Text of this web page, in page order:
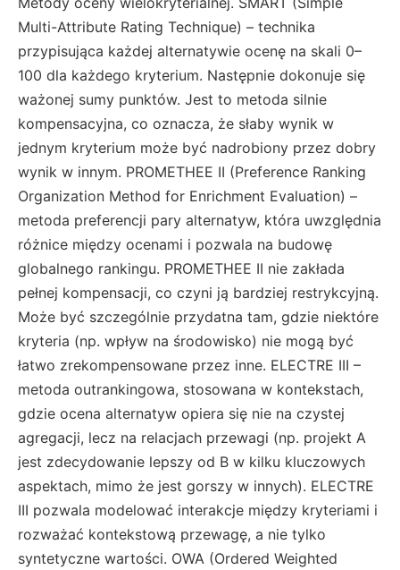
Multi-Attribute Rating Technique) – technika
przypisująca każdej alternatywie ocenę na skali 0–
100 dla każdego kryterium. Następnie dokonuje się
ważonej sumy punktów. Jest to metoda silnie
kompensacyjna, co oznacza, że słaby wynik w
jednym kryterium może być nadrobiony przez dobry
wynik w innym. PROMETHEE II (Preference Ranking
Organization Method for Enrichment Evaluation) –
metoda preferencji pary alternatyw, która uwzględnia
różnice między ocenami i pozwala na budowę
globalnego rankingu. PROMETHEE II nie zakłada
pełnej kompensacji, co czyni ją bardziej restrykcyjną.
Może być szczególnie przydatna tam, gdzie niektóre
kryteria (np. wpływ na środowisko) nie mogą być
łatwo zrekompensowane przez inne. ELECTRE III –
metoda outrankingowa, stosowana w kontekstach,
gdzie ocena alternatyw opiera się nie na czystej
agregacji, lecz na relacjach przewagi (np. projekt A
jest zdecydowanie lepszy od B w kilku kluczowych
aspektach, mimo że jest gorszy w innych). ELECTRE
III pozwala modelować interakcje między kryteriami i
rozważać kontekstową przewagę, a nie tylko
syntetyczne wartości. OWA (Ordered Weighted